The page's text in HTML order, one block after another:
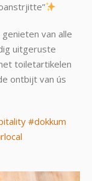
van alle
uitgeruste
toiletartikelen
ontbijt van ús
#dokkum